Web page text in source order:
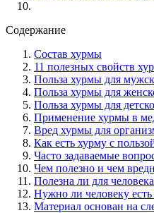
Содержание
Состав хурмы
11 полезных свойств
Польза хурмы для
Польза хурмы для
Польза хурмы для
Применение хурмы в
Вред хурмы для
Как есть хурму с
Часто задаваемые
Чем полезно и чем
Полезна ли для
Нужно ли человеку
Материал основан на